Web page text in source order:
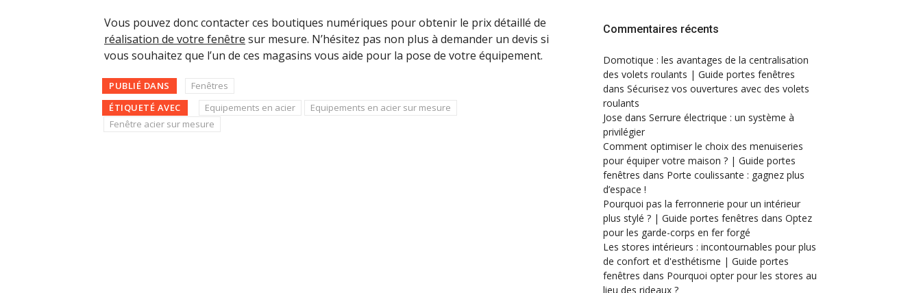
Vous pouvez donc contacter ces boutiques numériques pour obtenir le prix détaillé de
réalisation de votre fenêtre sur mesure. N’hésitez pas non plus à demander un devis si
vous souhaitez que l’un de ces magasins vous aide pour la pose de votre équipement.
PUBLIÉ DANS
Fenêtres
ÉTIQUETÉ AVEC
Equipements en acier
Equipements en acier sur mesure
Fenêtre acier sur mesure
Commentaires récents
Domotique : les avantages de la centralisation
des volets roulants | Guide portes fenêtres
dans Sécurisez vos ouvertures avec des volets
roulants
Jose dans Serrure électrique : un système à
privilégier
Comment optimiser le choix des menuiseries
pour équiper votre maison ? | Guide portes
fenêtres dans Porte coulissante : gagnez plus
d’espace !
Pourquoi pas la ferronnerie pour un intérieur
plus stylé ? | Guide portes fenêtres dans Optez
pour les garde-corps en fer forgé
Les stores intérieurs : incontournables pour plus
de confort et d'esthétisme | Guide portes
fenêtres dans Pourquoi opter pour les stores au
lieu des rideaux ?